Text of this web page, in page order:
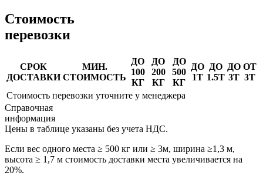
Стоимость
перевозки
СРОК
ДОСТАВКИ
МИН.
СТОИМОСТЬ
ДО
100
КГ
ДО
200
КГ
ДО
500
КГ
ДО
1Т
ДО
1.5Т
ДО
3Т
ОТ
3Т
Стоимость перевозки уточните у менеджера
Справочная
информация
Цены в таблице указаны без учета НДС.
Если вес одного места ≥ 500 кг или ≥ 3м, ширина ≥1,3 м,
высота ≥ 1,7 м стоимость доставки места увеличивается на
20%.